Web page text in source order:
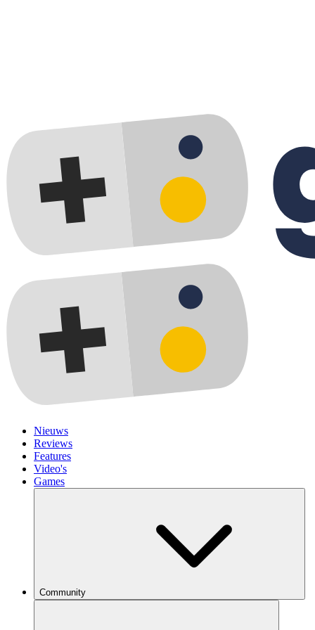
Nieuws
Reviews
Features
Video's
Games
Community